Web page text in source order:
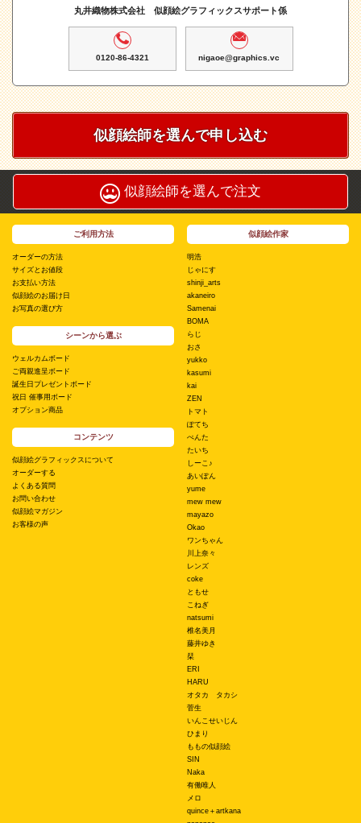
丸井織物株式会社 似顔絵グラフィックスサポート係
0120-86-4321 nigaoe@graphics.vc
似顔絵師を選んで申し込む
似顔絵師を選んで注文
ご利用方法
オーダーの方法
サイズとお値段
お支払い方法
似顔絵のお届け日
お写真の選び方
シーンから選ぶ
ウェルカムボード
ご両親進呈ボード
誕生日プレゼントボード
祝日 催事用ボード
オプション商品
コンテンツ
似顔絵グラフィックスについて
オーダーする
よくある質問
お問い合わせ
似顔絵マガジン
お客様の声
似顔絵作家
明浩
じゃにす
shinji_arts
akaneiro
Samenai
BOMA
らじ
おさ
yukko
kasumi
kai
ZEN
トマト
ぽてち
ぺんた
たいち
しーこ♪
あいぽん
yume
mew mew
mayazo
Okao
ワンちゃん
川上奈々
レンズ
coke
ともせ
こねぎ
natsumi
椎名美月
藤井ゆき
栞
ERI
HARU
オタカ タカシ
菅生
いんこせいじん
ひまり
ももの似顔絵
SIN
Naka
有働唯人
メロ
quince＋artkana